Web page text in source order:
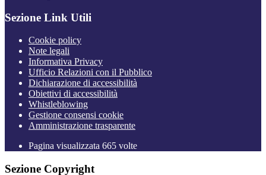
Sezione Link Utili
Cookie policy
Note legali
Informativa Privacy
Ufficio Relazioni con il Pubblico
Dichiarazione di accessibilità
Obiettivi di accessibilità
Whistleblowing
Gestione consensi cookie
Amministrazione trasparente
Pagina visualizzata 665 volte
Sezione Copyright